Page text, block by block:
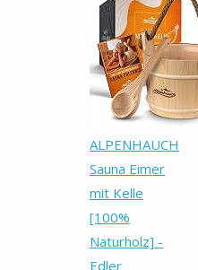
ALPENHAUCH
Sauna Eimer
mit Kelle
[100%
Naturholz] -
Edler